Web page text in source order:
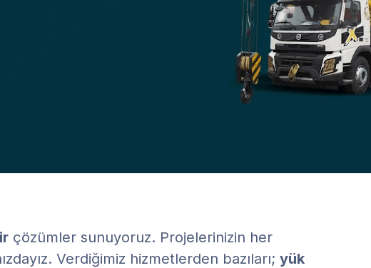
çözümler sunuyoruz. Projelerinizin her
Verdiğimiz hizmetlerden bazıları; yük